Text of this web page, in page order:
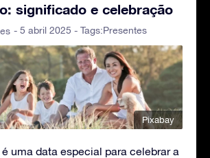
significado e celebração
- 5 abril 2025 - Tags:Presentes
Pixabay
uma data especial para celebrar a